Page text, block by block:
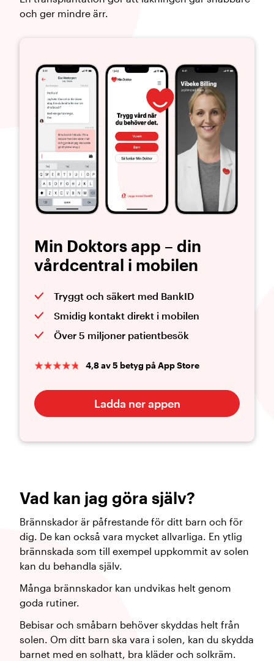
och ger mindre ärr.
Min Doktors app – din
vårdcentral i mobilen
Tryggt och säkert med BankID
Smidig kontakt direkt i mobilen
Över 5 miljoner patientbesök
4,8 av 5 betyg på App Store
Ladda ner appen
Vad kan jag göra själv?
Brännskador är påfrestande för ditt barn och för
dig. De kan också vara mycket allvarliga. En ytlig
brännskada som till exempel uppkommit av solen
kan du behandla själv.
Många brännskador kan undvikas helt genom
goda rutiner.
Bebisar och småbarn behöver skyddas helt från
solen. Om ditt barn ska vara i solen, kan du skydda
barnet med en solhatt, bra kläder och solkräm.